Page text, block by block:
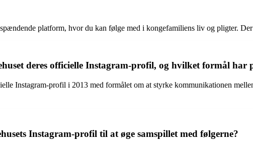
platform, hvor du kan følge med i kongefamiliens liv og pligter.
deres officielle Instagram-profil, og hvilket formål har
Instagram-profil i 2013 med formålet om at styrke kommunikationen
Instagram-profil til at øge samspillet med følgerne?